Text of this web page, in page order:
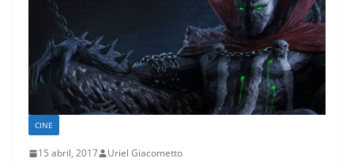
CINE
15 abril, 2017 Uriel Giacometto